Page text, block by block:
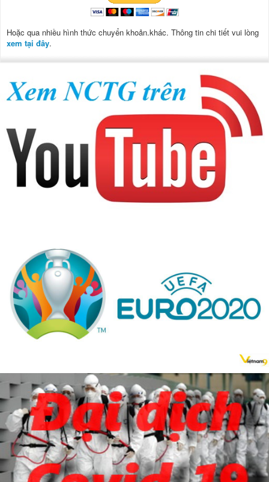
Hoặc qua nhiều hình thức chuyển khoản.khác. Thông tin chi tiết vui lòng
xem tại đây.